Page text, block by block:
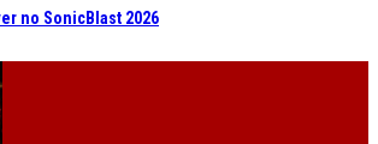
no SonicBlast 2026